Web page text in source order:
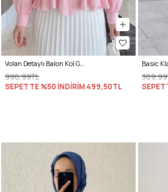
Volan Detaylı Balon Kol Gömlek Y0095 - PEMBE
998,99TL
SEPETTE %50 İNDİRİM499,50TL